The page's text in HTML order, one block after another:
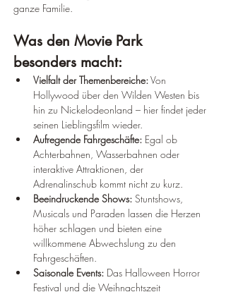
ganze Familie.
Was den Movie Park
besonders macht:
Vielfalt der Themenbereiche: Von
Hollywood über den Wilden Westen bis
hin zu Nickelodeonland – hier findet jeder
seinen Lieblingsfilm wieder.
Aufregende Fahrgeschäfte: Egal ob
Achterbahnen, Wasserbahnen oder
interaktive Attraktionen, der
Adrenalinschub kommt nicht zu kurz.
Beeindruckende Shows: Stuntshows,
Musicals und Paraden lassen die Herzen
höher schlagen und bieten eine
willkommene Abwechslung zu den
Fahrgeschäften.
Saisonale Events: Das Halloween Horror
Festival und die Weihnachtszeit